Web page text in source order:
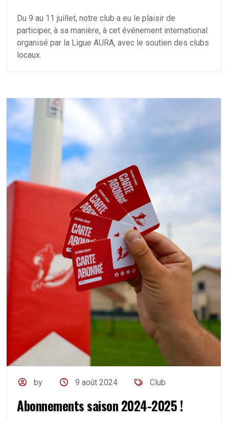
Du 9 au 11 juillet, notre club a eu le plaisir de
participer, à sa manière, à cet événement international
organisé par la Ligue AURA, avec le soutien des clubs
locaux.
by 9 août 2024 Club
Abonnements saison 2024-2025 !